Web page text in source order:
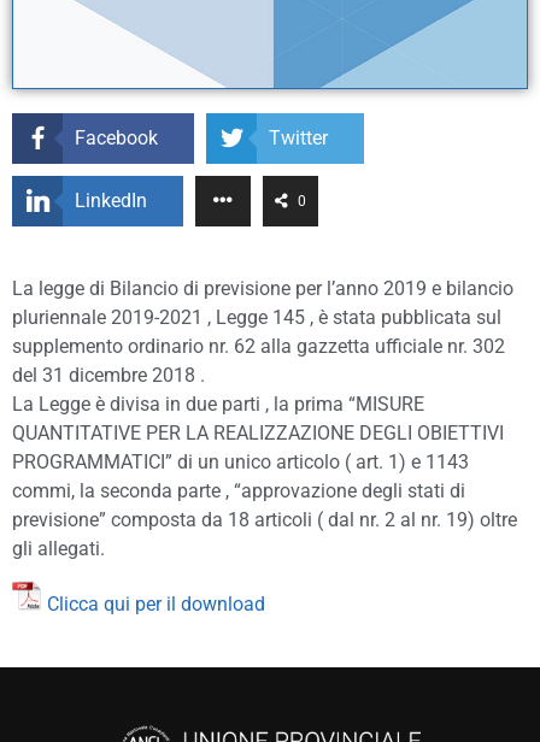
Facebook Twitter
LinkedIn 0
La legge di Bilancio di previsione per l’anno 2019 e bilancio
pluriennale 2019-2021 , Legge 145 , è stata pubblicata sul
supplemento ordinario nr. 62 alla gazzetta ufficiale nr. 302
del 31 dicembre 2018 .
La Legge è divisa in due parti , la prima “MISURE
QUANTITATIVE PER LA REALIZZAZIONE DEGLI OBIETTIVI
PROGRAMMATICI” di un unico articolo ( art. 1) e 1143
commi, la seconda parte , “approvazione degli stati di
previsione” composta da 18 articoli ( dal nr. 2 al nr. 19) oltre
gli allegati.
Clicca qui per il download